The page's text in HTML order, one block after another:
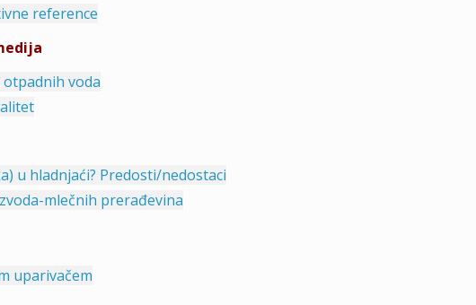
reference
voda
u hladnjaći? Predosti/nedostaci
mlečnih prerađevina
uparivačem